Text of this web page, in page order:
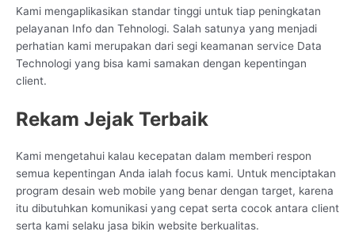
Kami mengaplikasikan standar tinggi untuk tiap peningkatan
pelayanan Info dan Tehnologi. Salah satunya yang menjadi
perhatian kami merupakan dari segi keamanan service Data
Technologi yang bisa kami samakan dengan kepentingan
client.
Rekam Jejak Terbaik
Kami mengetahui kalau kecepatan dalam memberi respon
semua kepentingan Anda ialah focus kami. Untuk menciptakan
program desain web mobile yang benar dengan target, karena
itu dibutuhkan komunikasi yang cepat serta cocok antara client
serta kami selaku jasa bikin website berkualitas.